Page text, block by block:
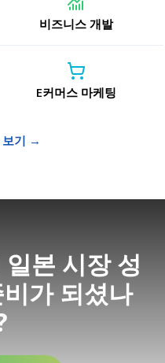
비즈니스 개발
E커머스 마케팅
보기 →
본 시장 성
가 되셨나